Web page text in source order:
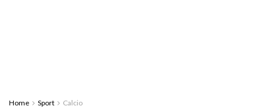
Home Sport Calcio